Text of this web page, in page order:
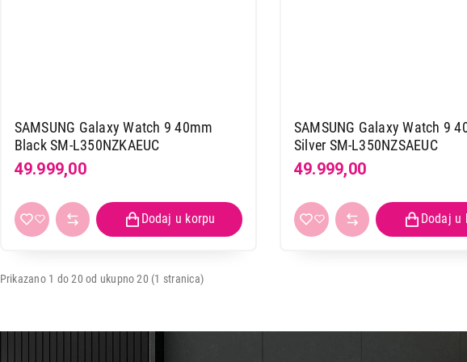
SAMSUNG Galaxy Watch 9 40mm
Black SM-L350NZKAEUC
49.999,00
SAMSUNG Galaxy Watch 9
Silver SM-L350NZSAEUC
49.999,00
Prikazano 1 do 20 od ukupno 20 (1 stranica)